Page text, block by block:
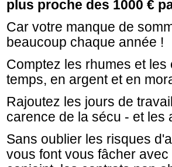
plus proche des 1000 €
Car votre manque de
beaucoup chaque année !
Comptez les rhumes et
temps, en argent et en
Rajoutez les jours de
carence de la sécu - et les
Sans oublier les risques
vous font vous fâcher